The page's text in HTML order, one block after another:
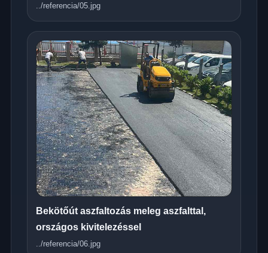
../referencia/05.jpg
Bekötőút aszfaltozás meleg aszfalttal,
országos kivitelezéssel
../referencia/06.jpg